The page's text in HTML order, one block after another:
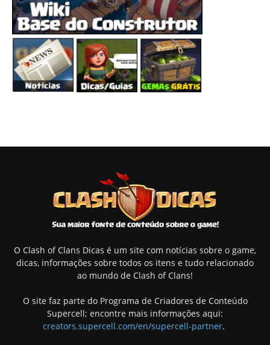
O Clash of Clans Dicas é um site com notícias sobre o game,
dicas, informações sobre todos os itens e tudo relacionado
ao mundo de Clash of Clans!
O site faz parte do Programa de Criadores de Conteúdo
Supercell; encontre mais informações aqui:
creators.supercell.com/en/supercell-partner.